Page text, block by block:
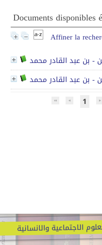
Documents disponibles
Affiner la
- بن عبد القادر محمد
- بن عبد القادر محمد
1
الاجتماعية والانسانية